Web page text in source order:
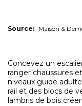
Source: Maison &
Concevez un
ranger chaussures
niveaux guide
rail et des blocs de
lambris de bois